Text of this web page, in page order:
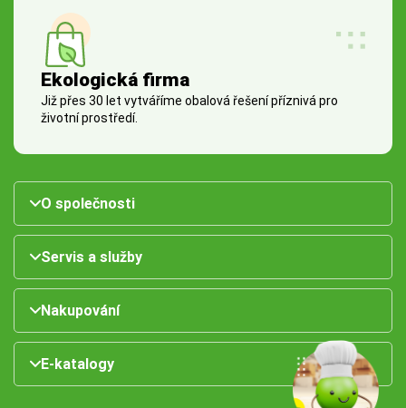
Ekologická firma
Již přes 30 let vytváříme obalová řešení příznivá pro
životní prostředí.
O společnosti
Servis a služby
Nakupování
E-katalogy